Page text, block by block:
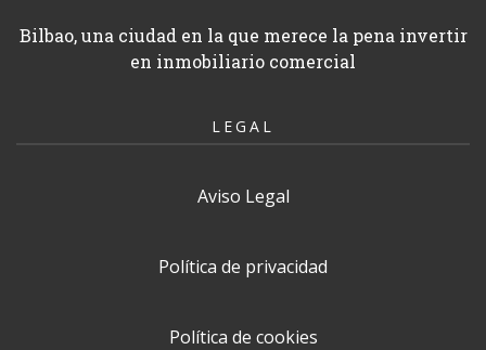
Bilbao, una ciudad en la que merece la pena invertir
en inmobiliario comercial
LEGAL
Aviso Legal
Política de privacidad
Política de cookies